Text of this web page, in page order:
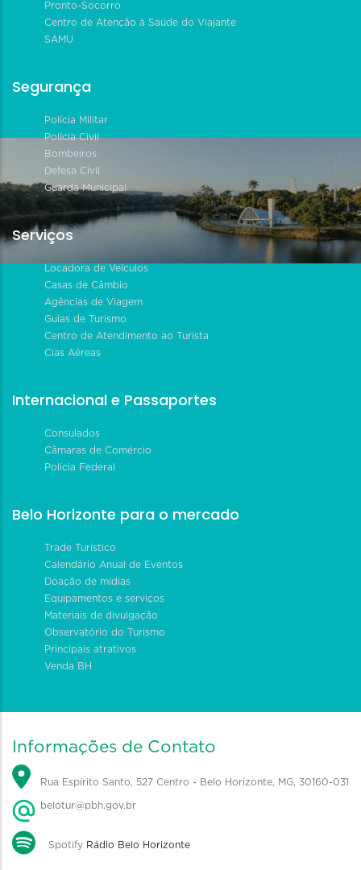
Pronto-Socorro
Centro de Atenção à Saúde do Viajante
SAMU
Segurança
Polícia Militar
Polícia Civil
Bombeiros
Defesa Civil
Guarda Municipal
Serviços
Locadora de Veículos
Casas de Câmbio
Agências de Viagem
Guias de Turismo
Centro de Atendimento ao Turista
Cias Aéreas
Internacional e Passaportes
Consulados
Câmaras de Comércio
Polícia Federal
Belo Horizonte para o mercado
Trade Turístico
Calendário Anual de Eventos
Doação de mídias
Equipamentos e serviços
Materiais de divulgação
Observatório do Turismo
Principais atrativos
Venda BH
Informações de Contato
Rua Espírito Santo, 527 Centro - Belo Horizonte, MG, 30160-031
belotur@pbh.gov.br
Spotify Rádio Belo Horizonte